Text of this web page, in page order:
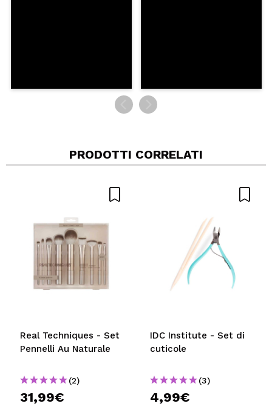
PRODOTTI CORRELATI
Real Techniques - Set
Pennelli Au Naturale
(2)
31,99€
IDC Institute - Set di
cuticole
(3)
4,99€